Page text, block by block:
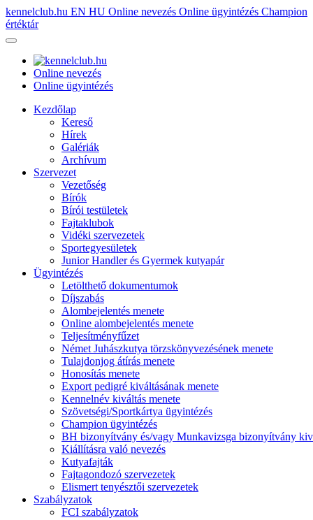
kennelclub.hu EN HU Online nevezés Online ügyintézés Champion
értéktár
Online nevezés
Online ügyintézés
Kezdőlap
Kereső
Hírek
Galériák
Archívum
Szervezet
Vezetőség
Bírók
Bírói testületek
Fajtaklubok
Vidéki szervezetek
Sportegyesületek
Junior Handler és Gyermek kutyapár
Ügyintézés
Letölthető dokumentumok
Díjszabás
Alombejelentés menete
Online alombejelentés menete
Teljesítményfűzet
Német Juhászkutya törzskönyvezésének menete
Tulajdonjog átírás menete
Honosítás menete
Export pedigré kiváltásának menete
Kennelnév kiváltás menete
Szövetségi/Sportkártya ügyintézés
Champion ügyintézés
BH bizonyítvány és/vagy Munkavizsga bizonyítvány
Kiállításra való nevezés
Kutyafajták
Fajtagondozó szervezetek
Elismert tenyésztői szervezetek
Szabályzatok
FCI szabályzatok